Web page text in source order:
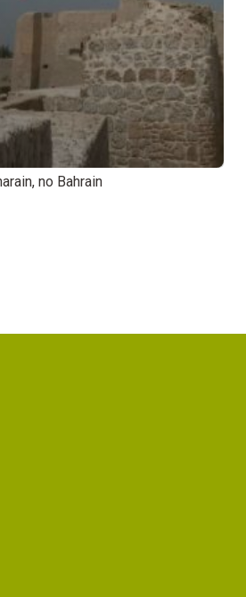
no Bahrain